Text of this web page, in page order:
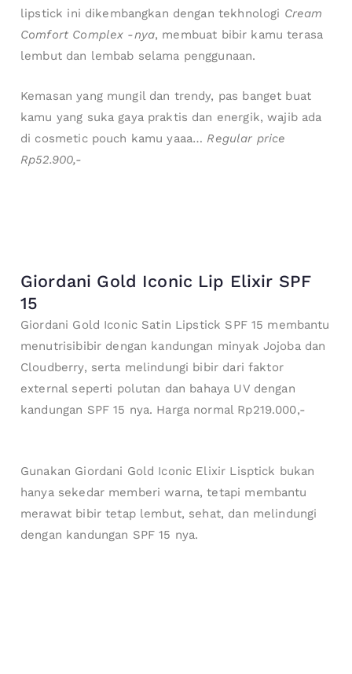
lipstick ini dikembangkan dengan tekhnologi Cream
Comfort Complex -nya, membuat bibir kamu terasa
lembut dan lembab selama penggunaan.
Kemasan yang mungil dan trendy, pas banget buat
kamu yang suka gaya praktis dan energik, wajib ada
di cosmetic pouch kamu yaaa…Regular price
Rp52.900,-
Giordani Gold Iconic Lip Elixir SPF
15
Giordani Gold Iconic Satin Lipstick SPF 15 membantu
menutrisibibir dengan kandungan minyak Jojoba dan
Cloudberry, serta melindungi bibir dari faktor
external seperti polutan dan bahaya UV dengan
kandungan SPF 15 nya. Harga normal Rp219.000,-
Gunakan Giordani Gold Iconic Elixir Lisptick bukan
hanya sekedar memberi warna, tetapi membantu
merawat bibir tetap lembut, sehat, dan melindungi
dengan kandungan SPF 15 nya.